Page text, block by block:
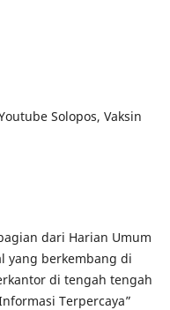
Solopos, Vaksin
dari Harian Umum
yang berkembang di
di tengah tengah
Terpercaya”